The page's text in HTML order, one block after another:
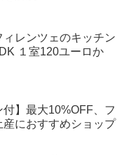
レンツェのキッチン
１室120ユーロか
付】最大10%OFF、フ
産におすすめショップ